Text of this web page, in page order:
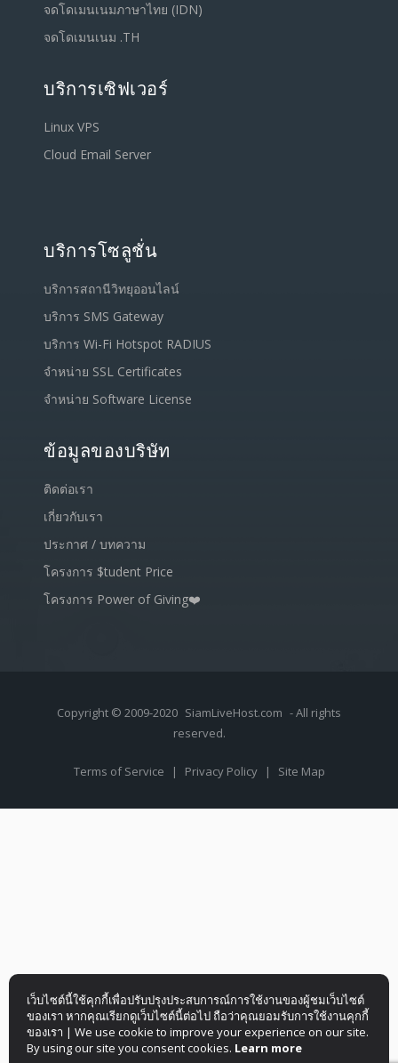
เว็บไซต์นี้ใช้คุกกี้เพื่อปรับปรุงประสบการณ์การใช้งานของผู้ชมเว็บไซต์
ของเรา หากคุณเรียกดูเว็บไซต์นี้ต่อไป ถือว่าคุณยอมรับการใช้งานคุกกี้
ของเรา | We use cookie to improve your experience on our site.
By using our site you consent cookies. Learn more
จดโดเมนเนมภาษาไทย (IDN)
จดโดเมนเนม .TH
บริการเซิฟเวอร์
Linux VPS
Cloud Email Server
บริการโซลูชั่น
บริการสถานีวิทยุออนไลน์
บริการ SMS Gateway
บริการ Wi-Fi Hotspot RADIUS
จำหน่าย SSL Certificates
จำหน่าย Software License
ข้อมูลของบริษัท
ติดต่อเรา
เกี่ยวกับเรา
ประกาศ / บทความ
โครงการ $tudent Price
โครงการ Power of Giving❤️
Copyright © 2009-2020 SiamLiveHost.com - All rights
reserved.
Terms of Service | Privacy Policy | Site Map